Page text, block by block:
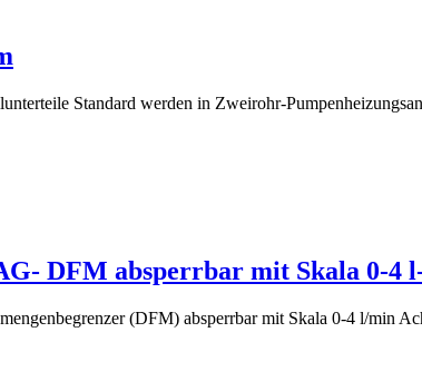
Standard werden in Zweirohr-
DFM absperrbar mit Skala 0-4
(DFM) absperrbar mit Skala 0-4 l/min